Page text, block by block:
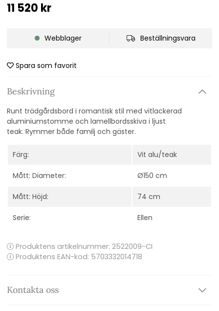
11 520 kr
Webblager Beställningsvara
Spara som favorit
Beskrivning
Runt trädgårdsbord i romantisk stil med vitlackerad
aluminiumstomme och lamellbordsskiva i ljust
teak. Rymmer både familj och gäster.
Färg: Vit alu/teak
Mått: Diameter: Ø150 cm
Mått: Höjd: 74 cm
Serie: Ellen
Produktens artikelnummer: 2522009-CI
Produktens EAN-kod: 5703332014718
Kontakta oss